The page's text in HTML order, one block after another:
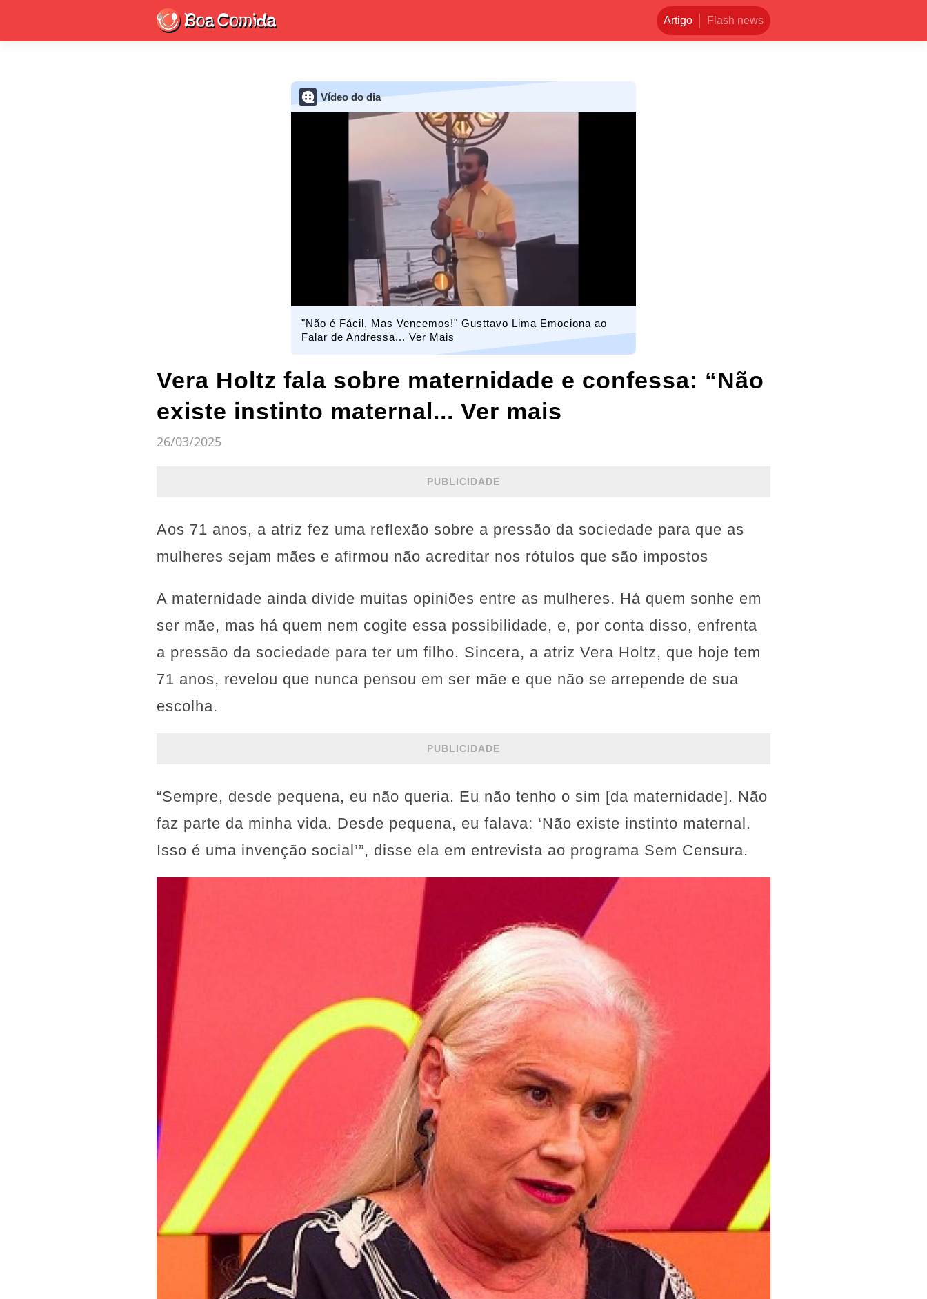
Artigo Flash news
Vídeo do dia
"Não é Fácil, Mas Vencemos!" Gusttavo Lima Emociona ao
Falar de Andressa... Ver Mais
Vera Holtz fala sobre maternidade e confessa: “Não
existe instinto maternal... Ver mais
26/03/2025
PUBLICIDADE
Aos 71 anos, a atriz fez uma reflexão sobre a pressão da sociedade para que as
mulheres sejam mães e afirmou não acreditar nos rótulos que são impostos
A maternidade ainda divide muitas opiniões entre as mulheres. Há quem sonhe em
ser mãe, mas há quem nem cogite essa possibilidade, e, por conta disso, enfrenta
a pressão da sociedade para ter um filho. Sincera, a atriz Vera Holtz, que hoje tem
71 anos, revelou que nunca pensou em ser mãe e que não se arrepende de sua
escolha.
PUBLICIDADE
“Sempre, desde pequena, eu não queria. Eu não tenho o sim [da maternidade]. Não
faz parte da minha vida. Desde pequena, eu falava: ‘Não existe instinto maternal.
Isso é uma invenção social’”, disse ela em entrevista ao programa Sem Censura.